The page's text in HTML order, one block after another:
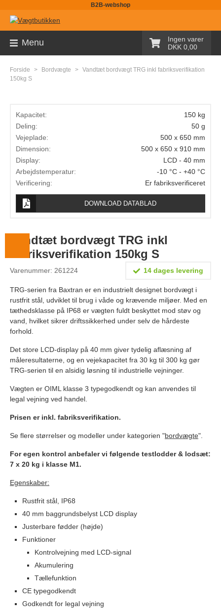
B2B-webshop
Menu
Ingen varer
DKK 0,00
Sortiment
Pallevægte
Kranvægte
Butiksvægte
Bordvægte
Gulvvægte
Pakkevægte
Vægtlodder
Information
Om Vægtbutikken
Handelsbetingelser
Forside > Bordvægte > Vandtæt bordvægt TRG inkl fabriksverifikation
150kg S
Kapacitet:
150 kg
Deling:
50 g
Vejeplade:
500 x 650 mm
Dimension:
500 x 650 x 910 mm
Display:
LCD - 40 mm
Arbejdstemperatur:
-10 °C - +40 °C
Verificering:
Er fabriksverificeret
DOWNLOAD DATABLAD
Vandtæt bordvægt TRG inkl
fabriksverifikation 150kg S
Varenummer: 261224 14 dages levering
TRG-serien fra Baxtran er en industrielt designet bordvægt i
rustfrit stål, udviklet til brug i våde og krævende miljøer. Med en
tæthedsklasse på IP68 er vægten fuldt beskyttet mod støv og
vand, hvilket sikrer driftssikkerhed under selv de hårdeste
forhold.
Det store LCD-display på 40 mm giver tydelig aflæsning af
måleresultaterne, og en vejekapacitet fra 30 kg til 300 kg gør
TRG-serien til en alsidig løsning til industrielle vejninger.
Vægten er OIML klasse 3 typegodkendt og kan anvendes til
legal vejning ved handel.
Prisen er inkl. fabriksverifikation.
Se flere størrelser og modeller under kategorien "bordvægte".
For egen kontrol anbefaler vi følgende testlodder & lodsæt:
7 x 20 kg i klasse M1.
Egenskaber:
Rustfrit stål, IP68
40 mm baggrundsbelyst LCD display
Justerbare fødder (højde)
Funktioner
Kontrolvejning med LCD-signal
Akumulering
Tællefunktion
CE typegodkendt
Godkendt for legal vejning